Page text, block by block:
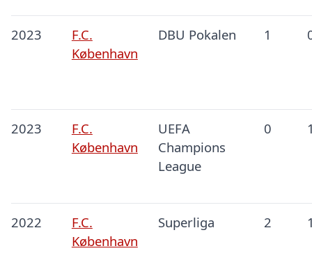
2023
F.C.
København
DBU Pokalen 1
2023
F.C.
København
UEFA
Champions
League
0
2022
F.C.
København
Superliga 2